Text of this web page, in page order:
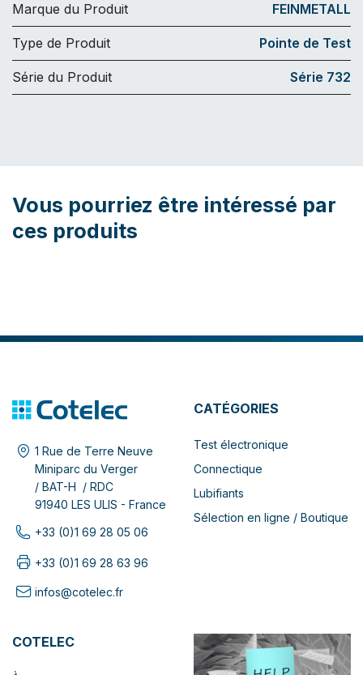
Marque du Produit FEINMETALL
Type de Produit Pointe de Test
Série du Produit Série 732
Vous pourriez être intéressé par
ces produits
1 Rue de Terre Neuve
Miniparc du Verger
/ BAT-H / RDC
91940 LES ULIS - France
+33 (0)1 69 28 05 06
+33 (0)1 69 28 63 96
infos@cotelec.fr
CATÉGORIES
Test électronique
Connectique
Lubifiants
Sélection en ligne / Boutique
COTELEC